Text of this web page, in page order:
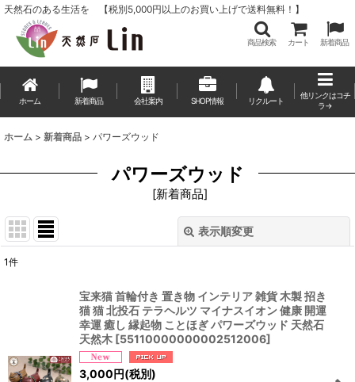
天然石のある生活を 【税別5,000円以上のお買い上げで送料無料！】
商品検索 カート 新着商品
ホーム 新着商品 会社案内 SHOP情報 リクルート
他リンクはコチ
ラ→
ホーム > 新着商品 > パワーズウッド
パワーズウッド
[新着商品]
表示順変更
絞り込む
1件
宝来猫 首輪付き 置き物 インテリア 雑貨 木製 招き
猫 猫 北投石 テラヘルツ マイナスイオン 健康 開運
幸運 癒し 縁起物 ことほぎ パワーズウッド 天然石
天然木 [55110000000002512006]
3,000円(税別)